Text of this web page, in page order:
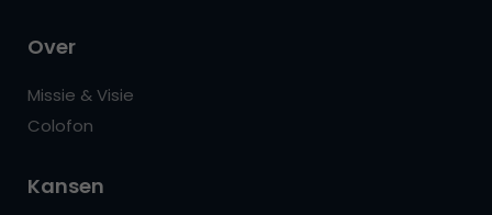
Over
Missie & Visie
Colofon
Kansen